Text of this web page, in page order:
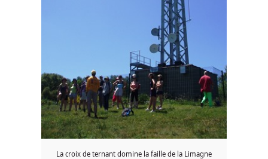
La croix de ternant domine la faille de la Limagne